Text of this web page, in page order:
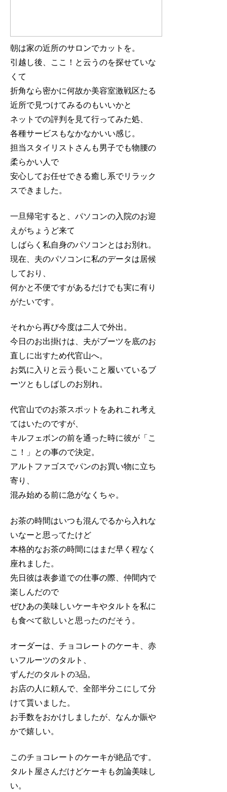
朝は家の近所のサロンでカットを。
引越し後、ここ！と云うのを探せていな
くて
折角なら密かに何故か美容室激戦区たる
近所で見つけてみるのもいいかと
ネットでの評判を見て行ってみた処、
各種サービスもなかなかいい感じ。
担当スタイリストさんも男子でも物腰の
柔らかい人で
安心してお任せできる癒し系でリラック
スできました。
一旦帰宅すると、パソコンの入院のお迎
えがちょうど来て
しばらく私自身のパソコンとはお別れ。
現在、夫のパソコンに私のデータは居候
しており、
何かと不便ですがあるだけでも実に有り
がたいです。
それから再び今度は二人で外出。
今日のお出掛けは、夫がブーツを底のお
直しに出すため代官山へ。
お気に入りと云う長いこと履いているブ
ーツともしばしのお別れ。
代官山でのお茶スポットをあれこれ考え
てはいたのですが、
キルフェボンの前を通った時に彼が「こ
こ！」との事ので決定。
アルトファゴスでパンのお買い物に立ち
寄り、
混み始める前に急がなくちゃ。
お茶の時間はいつも混んでるから入れな
いなーと思ってたけど
本格的なお茶の時間にはまだ早く程なく
座れました。
先日彼は表参道での仕事の際、仲間内で
楽しんだので
ぜひあの美味しいケーキやタルトを私に
も食べて欲しいと思ったのだそう。
オーダーは、チョコレートのケーキ、赤
いフルーツのタルト、
ずんだのタルトの3品。
お店の人に頼んで、全部半分こにして分
けて貰いました。
お手数をおかけしましたが、なんか賑や
かで嬉しい。
このチョコレートのケーキが絶品です。
タルト屋さんだけどケーキも勿論美味し
い。